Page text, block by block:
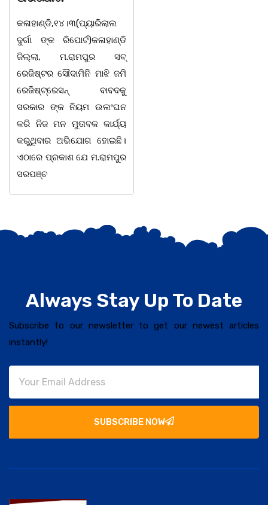
କରି ବ୍ୟବସାୟ ଚାଲୁଥିବା
ସମ୍ପର୍କରେ କୌଣସି ସୂତ୍ରରୁ
ସୂଚନା ପାଇ କଳାହାଣ୍ଡି ଉତ୍ତର
ବନଖଣ୍ଡ ଅଧୀନ କେଗାଁ ରେଞ୍ଜର
ବନ କର୍ମଚାରୀ ମାନେ ଗରଗାବ
ସେକ୍ସନ ଅଧୀନ କାନ୍ଦୁଲଝର
Always Stay Up To Date
Subscribe to our newsletter to get our newest articles
instantly!
SUBSCRIBE NOW